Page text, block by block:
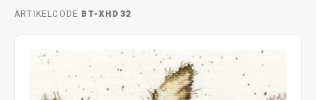
ARTIKELCODE BT-XHD32